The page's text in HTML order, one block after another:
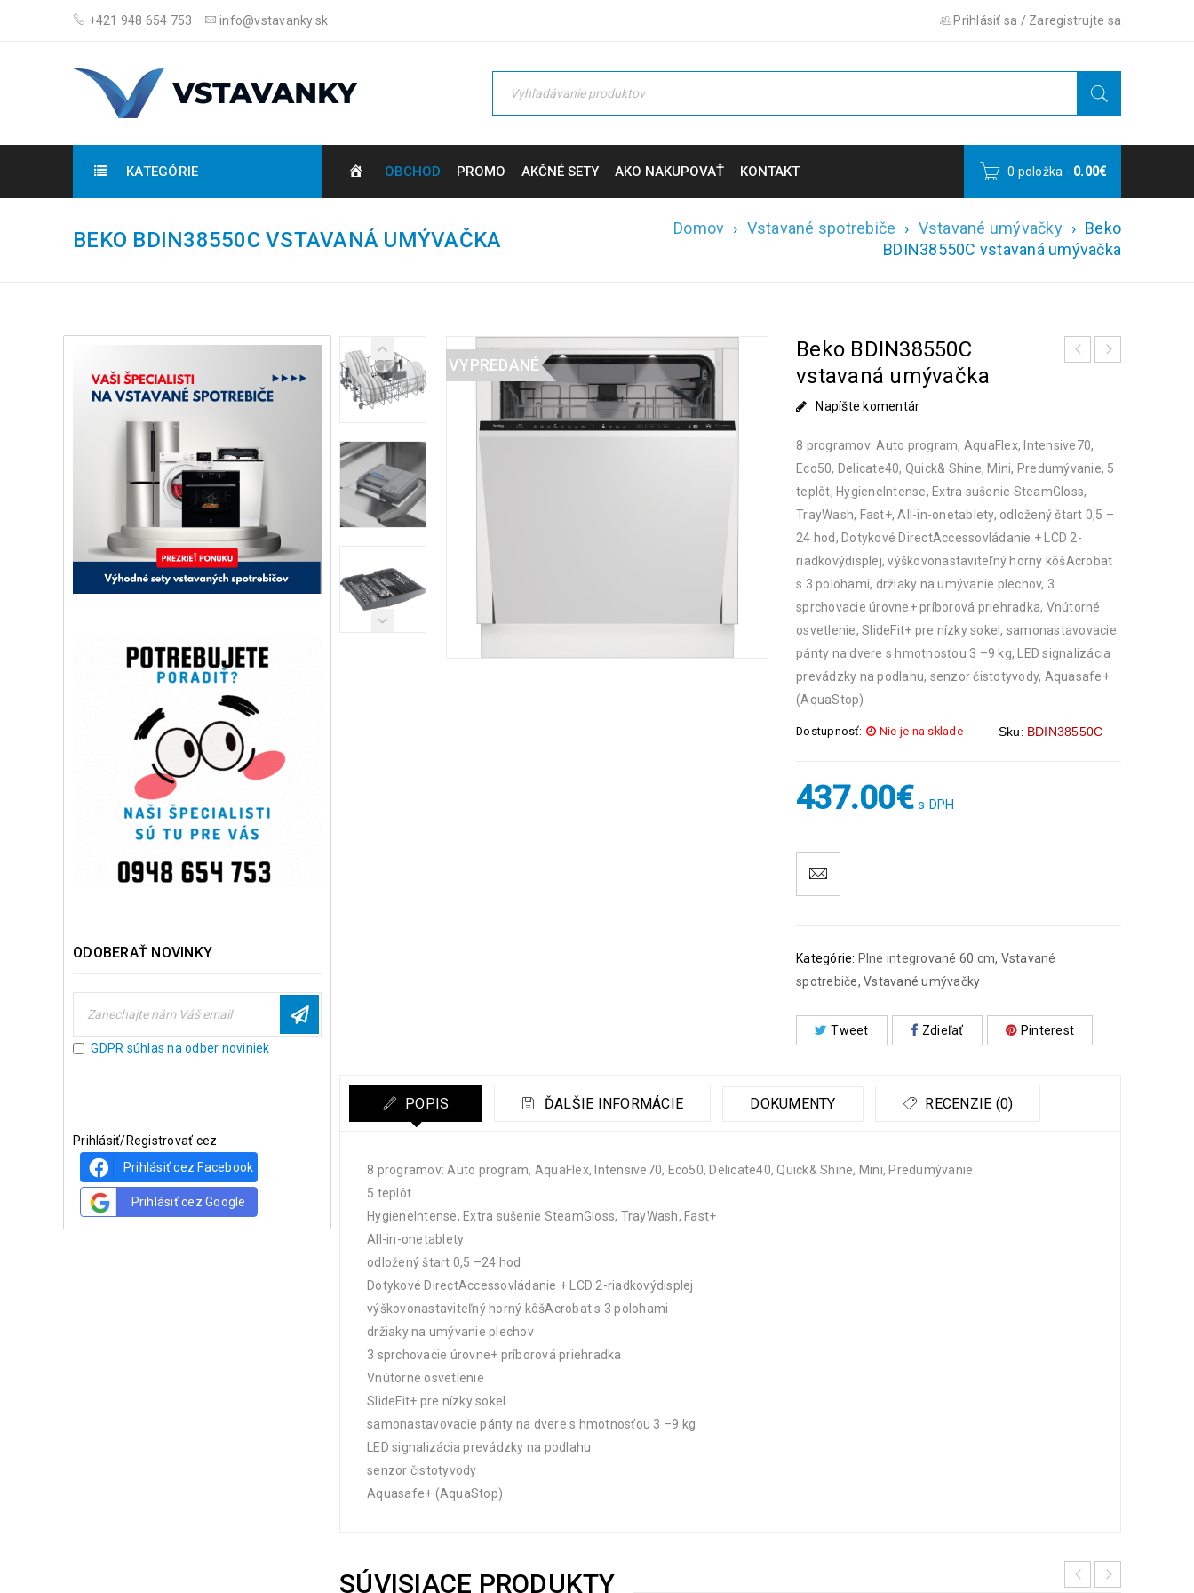
+421 948 654 753 info@vstavanky.sk Prihlásiť sa / Zaregistrujte sa
KATEGÓRIE OBCHOD PROMO AKČNÉ SETY AKO NAKUPOVAŤ KONTAKT 0 položka - 0.00€
BEKO BDIN38550C VSTAVANÁ UMÝVAČKA Domov › Vstavané spotrebiče › Vstavané umývačky › Beko
BDIN38550C vstavaná umývačka
ODOBERAŤ NOVINKY
GDPR súhlas na odber noviniek
Prihlásiť/Registrovať cez
Prihlásiť cez Facebook
Prihlásiť cez Google
VYPREDANÉ
Beko BDIN38550C
vstavaná umývačka
Napíšte komentár
8 programov: Auto program, AquaFlex, Intensive70,
Eco50, Delicate40, Quick& Shine, Mini, Predumývanie, 5
teplôt, HygieneIntense, Extra sušenie SteamGloss,
TrayWash, Fast+, All-in-onetablety, odložený štart 0,5 –
24 hod, Dotykové DirectAccessovládanie + LCD 2-
riadkovýdisplej, výškovonastaviteľný horný kôšAcrobat
s 3 polohami, držiaky na umývanie plechov, 3
sprchovacie úrovne+ príborová priehradka, Vnútorné
osvetlenie, SlideFit+ pre nízky sokel, samonastavovacie
pánty na dvere s hmotnosťou 3 –9 kg, LED signalizácia
prevádzky na podlahu, senzor čistotyvody, Aquasafe+
(AquaStop)
Dostupnosť: Nie je na sklade Sku: BDIN38550C
437.00€ s DPH
Kategórie: Plne integrované 60 cm, Vstavané
spotrebiče, Vstavané umývačky
Tweet Zdieľať Pinterest
POPIS ĎALŠIE INFORMÁCIE DOKUMENTY RECENZIE (0)
8 programov: Auto program, AquaFlex, Intensive70, Eco50, Delicate40, Quick& Shine, Mini, Predumývanie
5 teplôt
HygieneIntense, Extra sušenie SteamGloss, TrayWash, Fast+
All-in-onetablety
odložený štart 0,5 –24 hod
Dotykové DirectAccessovládanie + LCD 2-riadkovýdisplej
výškovonastaviteľný horný kôšAcrobat s 3 polohami
držiaky na umývanie plechov
3 sprchovacie úrovne+ príborová priehradka
Vnútorné osvetlenie
SlideFit+ pre nízky sokel
samonastavovacie pánty na dvere s hmotnosťou 3 –9 kg
LED signalizácia prevádzky na podlahu
senzor čistotyvody
Aquasafe+ (AquaStop)
SÚVISIACE PRODUKTY